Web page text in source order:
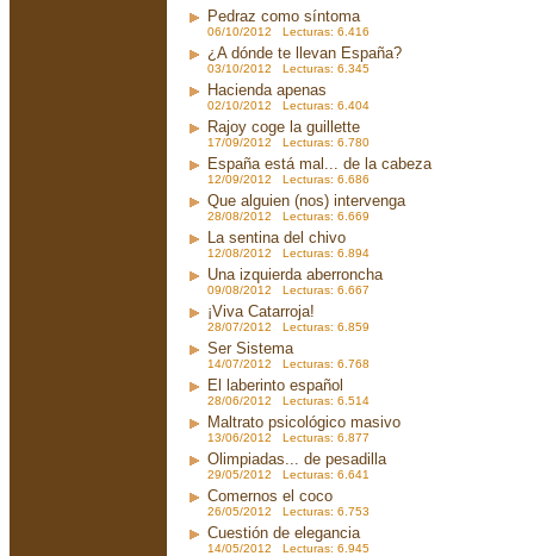
Pedraz como síntoma
06/10/2012 Lecturas: 6.416
¿A dónde te llevan España?
03/10/2012 Lecturas: 6.345
Hacienda apenas
02/10/2012 Lecturas: 6.404
Rajoy coge la guillette
17/09/2012 Lecturas: 6.780
España está mal... de la cabeza
12/09/2012 Lecturas: 6.686
Que alguien (nos) intervenga
28/08/2012 Lecturas: 6.669
La sentina del chivo
12/08/2012 Lecturas: 6.894
Una izquierda aberroncha
09/08/2012 Lecturas: 6.667
¡Viva Catarroja!
28/07/2012 Lecturas: 6.859
Ser Sistema
14/07/2012 Lecturas: 6.768
El laberinto español
28/06/2012 Lecturas: 6.514
Maltrato psicológico masivo
13/06/2012 Lecturas: 6.877
Olimpiadas... de pesadilla
29/05/2012 Lecturas: 6.641
Comernos el coco
26/05/2012 Lecturas: 6.753
Cuestión de elegancia
14/05/2012 Lecturas: 6.945